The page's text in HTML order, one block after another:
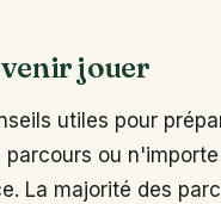
jouer
utiles pour
ou
La majorité des